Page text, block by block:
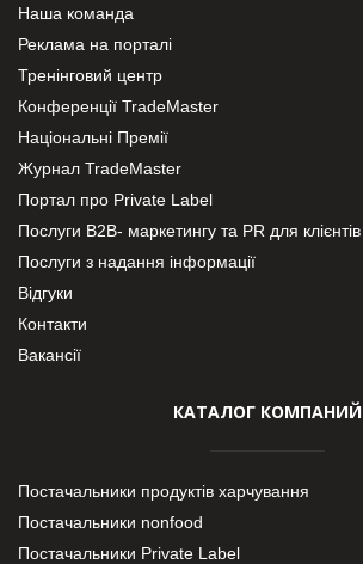
Наша команда
Реклама на порталі
Тренінговий центр
Конференції TradeMaster
Національні Премії
Журнал TradeMaster
Портал про Private Label
Послуги В2В- маркетингу та PR для клієнтів
Послуги з надання інформації
Відгуки
Контакти
Вакансії
КАТАЛОГ КОМПАНИЙ
Постачальники продуктів харчування
Постачальники nonfood
Постачальники Private Label